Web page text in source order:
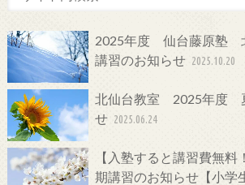
2025年度 仙台藤原塾
講習のお知らせ 2025.10.20
北仙台教室 2025年度
せ 2025.06.24
【入塾すると講習費無
期講習のお知らせ【小学